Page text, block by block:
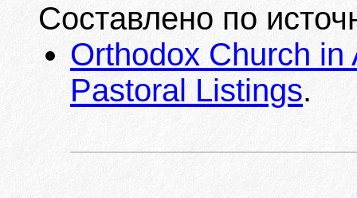
Составлено по
Orthodox Church in
Pastoral Listings.